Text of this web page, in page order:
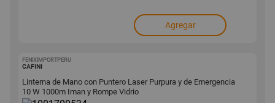
Agregar
FENIXIMPORTPERU
CAFINI
Linterna de Mano con Puntero Laser Purpura y de Emergencia
10 W 1000m Iman y Rompe Vidrio